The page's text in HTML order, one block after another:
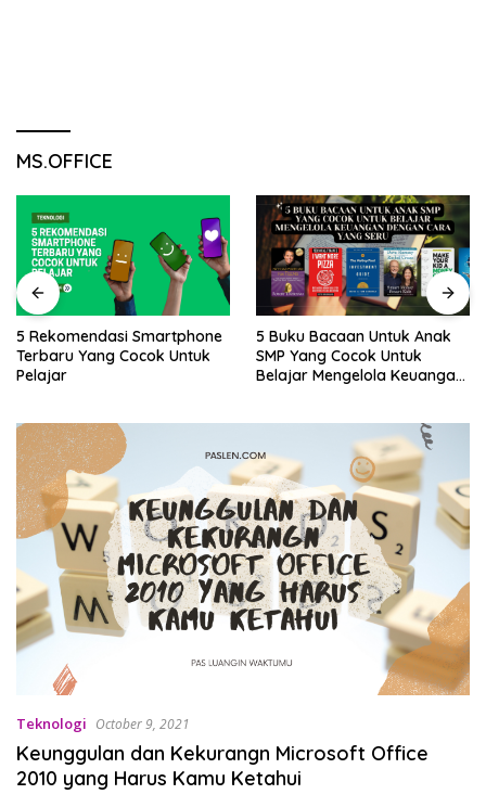
MS.OFFICE
5 Rekomendasi Smartphone
Terbaru Yang Cocok Untuk
Pelajar
5 Buku Bacaan Untuk Anak
SMP Yang Cocok Untuk
Belajar Mengelola Keuangan
Teknologi October 9, 2021
Keunggulan dan Kekurangn Microsoft Office
2010 yang Harus Kamu Ketahui